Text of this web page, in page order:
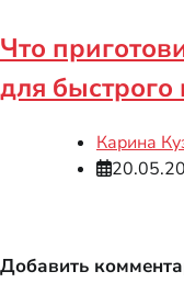
Что
для быстрого
Карина
Добавить